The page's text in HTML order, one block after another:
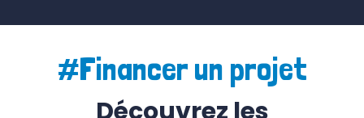
#Financer un projet